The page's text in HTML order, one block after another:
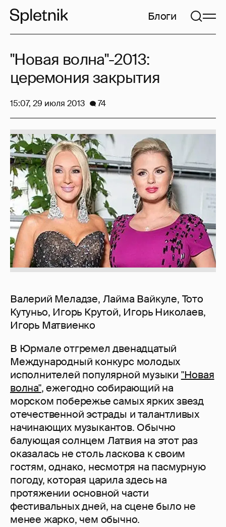
Блоги
Валерий Меладзе, Лайма Вайкуле, Тото
Кутуньо, Игорь Крутой, Игорь Николаев,
Игорь Матвиенко
В Юрмале отгремел двенадцатый
Международный конкурс молодых
исполнителей популярной музыки "Новая
волна", ежегодно собирающий на
морском побережье самых ярких звезд
отечественной эстрады и талантливых
начинающих музыкантов. Обычно
балующая солнцем Латвия на этот раз
оказалась не столь ласкова к своим
гостям, однако, несмотря на пасмурную
погоду, которая царила здесь на
протяжении основной части
фестивальных дней, на сцене было не
менее жарко, чем обычно.
"Новая волна"-2013:
церемония закрытия
15:07, 29 июля 2013 74